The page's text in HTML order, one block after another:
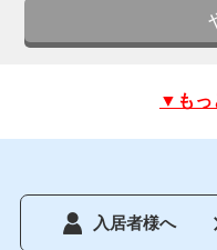
▼もっ
入居者様へ